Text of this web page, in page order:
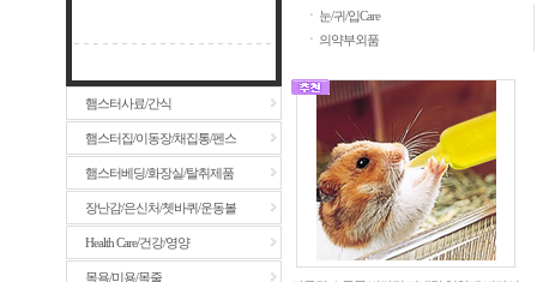
햄스터사료/간식
햄스터집/이동장/채집통/펜스
햄스터베딩/화장실/탈취제품
장난감/은신처/쳇바퀴/운동볼
Health Care/건강/영양
목욕/미용/목줄
ㆍ 눈/귀/입Care
ㆍ 의약부외품